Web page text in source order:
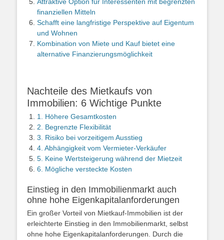
finanziellen Mitteln
Schafft eine langfristige Perspektive auf Eigentum
und Wohnen
Kombination von Miete und Kauf bietet eine
alternative Finanzierungsmöglichkeit
Nachteile des Mietkaufs von
Immobilien: 6 Wichtige Punkte
1. Höhere Gesamtkosten
2. Begrenzte Flexibilität
3. Risiko bei vorzeitigem Ausstieg
4. Abhängigkeit vom Vermieter-Verkäufer
5. Keine Wertsteigerung während der Mietzeit
6. Mögliche versteckte Kosten
Einstieg in den Immobilienmarkt auch
ohne hohe Eigenkapitalanforderungen
Ein großer Vorteil von Mietkauf-Immobilien ist der
erleichterte Einstieg in den Immobilienmarkt, selbst
ohne hohe Eigenkapitalanforderungen. Durch die